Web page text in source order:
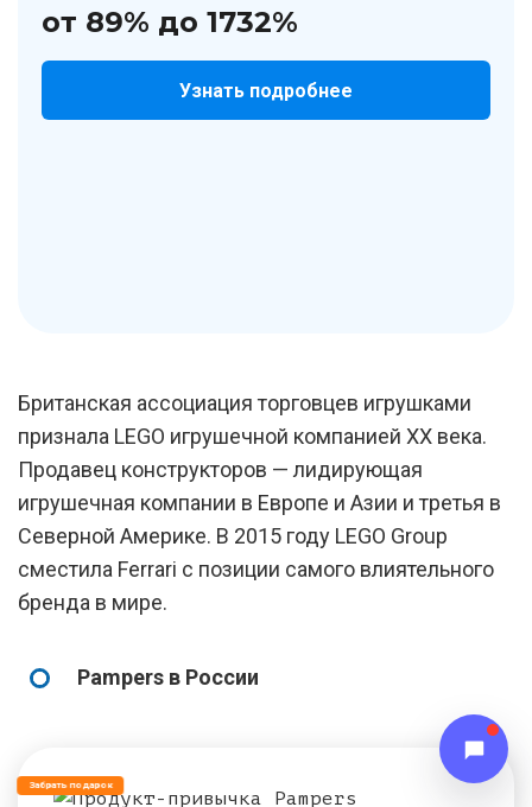
от 89% до 1732%
Узнать подробнее
Британская ассоциация торговцев игрушками
признала LEGO игрушечной компанией ХХ века.
Продавец конструкторов — лидирующая
игрушечная компании в Европе и Азии и третья в
Северной Америке. В 2015 году LEGO Group
сместила Ferrari с позиции самого влиятельного
бренда в мире.
Pampers в России
Забрать подарок